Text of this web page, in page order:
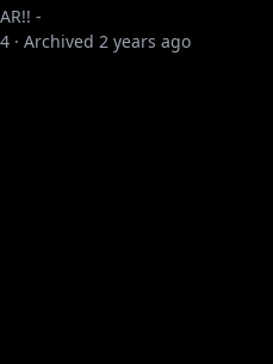
-
· Archived 2 years ago